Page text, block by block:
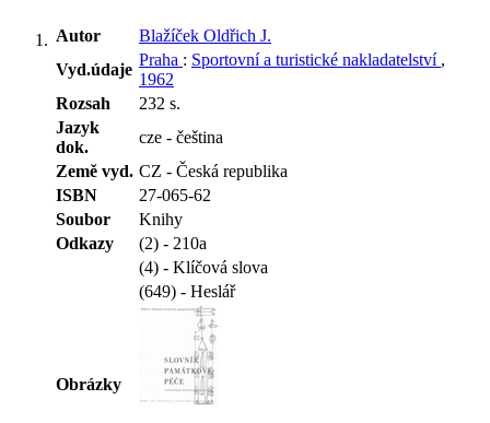
Autor
Blažíček Oldřich J.
Vyd.údaje
Praha : Sportovní a turistické nakladatelství ,
1962
Rozsah
232 s.
Jazyk
dok.
cze - čeština
Země vyd. CZ - Česká republika
ISBN
27-065-62
Soubor
Knihy
Odkazy
(2) - 210a
(4) - Klíčová slova
(649) - Heslář
Obrázky